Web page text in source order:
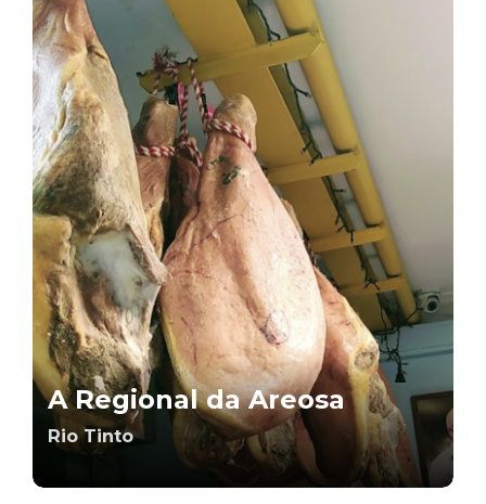
A Regional da Areosa
Rio Tinto